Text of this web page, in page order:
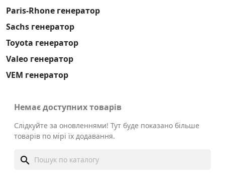
Paris-Rhone генератор
Sachs генератор
Toyota генератор
Valeo генератор
VEM генератор
Немає доступних товарів
Слідкуйте за оновленнями! Тут буде показано більше
товарів по мірі їх додавання.
search